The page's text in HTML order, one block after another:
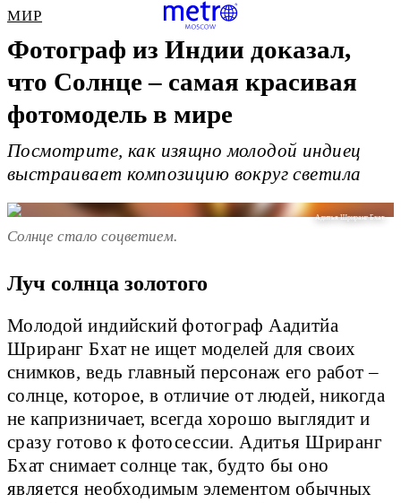
МИР
Фотограф из Индии доказал,
что Солнце – самая красивая
фотомодель в мире
Посмотрите, как изящно молодой индиец
выстраивает композицию вокруг светила
Адитья Шриранг Бхат.
Солнце стало соцветием.
Луч солнца золотого
Молодой индийский фотограф Аадитйа
Шриранг Бхат не ищет моделей для своих
снимков, ведь главный персонаж его работ –
солнце, которое, в отличие от людей, никогда
не капризничает, всегда хорошо выглядит и
сразу готово к фотосессии. Адитья Шриранг
Бхат снимает солнце так, будто бы оно
является необходимым элементом обычных